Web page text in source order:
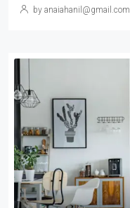
by anaiahanil@gmail.com